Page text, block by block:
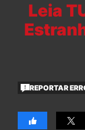
Leia
REPORTAR